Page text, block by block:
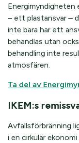
– ett plastansvar –
inte bara har ett
behandlas utan
behandling inte
atmosfären.
Ta del av
IKEM:s
Avfallsförbränning
i en cirkulär